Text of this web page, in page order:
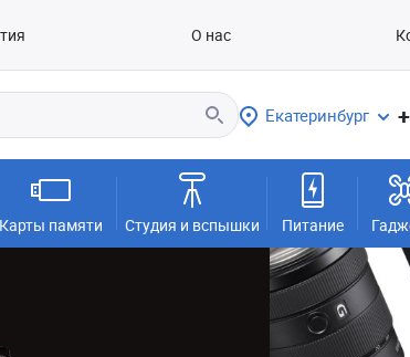
О нас
Екатеринбург
Карты памяти Студия и вспышки Питание